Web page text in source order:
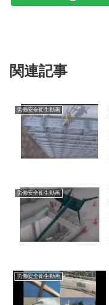
関連記事
労働安全衛生動画
労働安全衛生動画
労働安全衛生動画